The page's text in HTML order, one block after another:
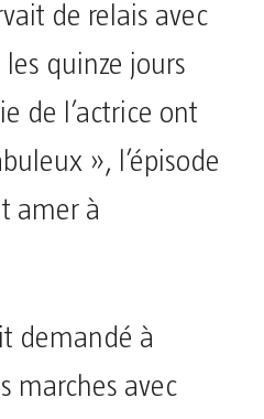
de relais avec
les quinze jours
de l’actrice ont
», l’épisode
amer à
demandé à
marches avec